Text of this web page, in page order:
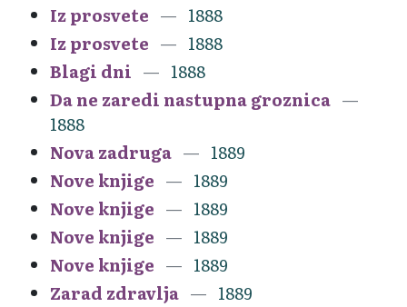
Iz prosvete
1888
Iz prosvete
1888
Blagi dni
1888
Da ne zaredi nastupna groznica
1888
Nova zadruga
1889
Nove knjige
1889
Nove knjige
1889
Nove knjige
1889
Nove knjige
1889
Zarad zdravlja
1889